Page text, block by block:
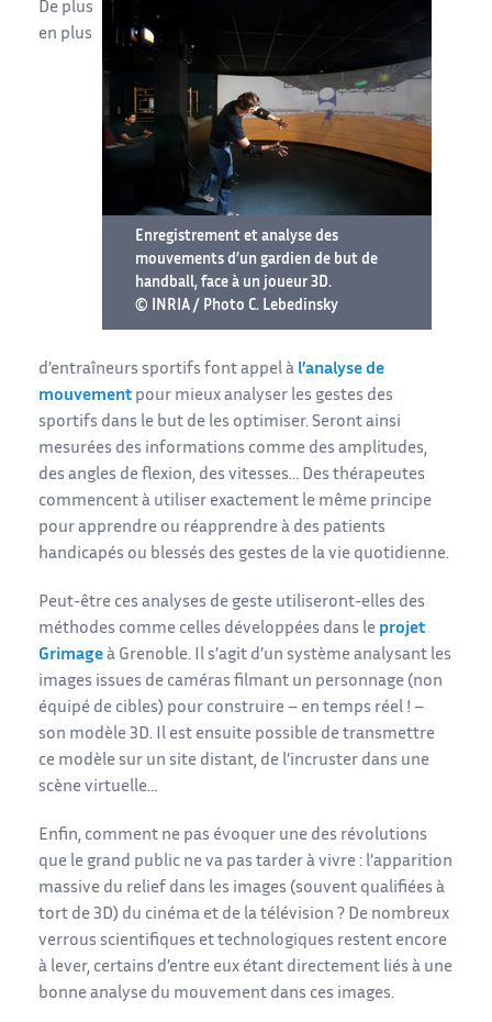
Enregistrement et analyse des
mouvements d’un gardien de but de
handball, face à un joueur 3D.
© INRIA / Photo C. Lebedinsky
De plus
en plus
d’entraîneurs sportifs font appel à l’analyse de
mouvement pour mieux analyser les gestes des
sportifs dans le but de les optimiser. Seront ainsi
mesurées des informations comme des amplitudes,
des angles de flexion, des vitesses… Des thérapeutes
commencent à utiliser exactement le même principe
pour apprendre ou réapprendre à des patients
handicapés ou blessés des gestes de la vie quotidienne.
Peut-être ces analyses de geste utiliseront-elles des
méthodes comme celles développées dans le projet
Grimage à Grenoble. Il s’agit d’un système analysant les
images issues de caméras filmant un personnage (non
équipé de cibles) pour construire – en temps réel ! –
son modèle 3D. Il est ensuite possible de transmettre
ce modèle sur un site distant, de l’incruster dans une
scène virtuelle…
Enfin, comment ne pas évoquer une des révolutions
que le grand public ne va pas tarder à vivre : l’apparition
massive du relief dans les images (souvent qualifiées à
tort de 3D) du cinéma et de la télévision ? De nombreux
verrous scientifiques et technologiques restent encore
à lever, certains d’entre eux étant directement liés à une
bonne analyse du mouvement dans ces images.